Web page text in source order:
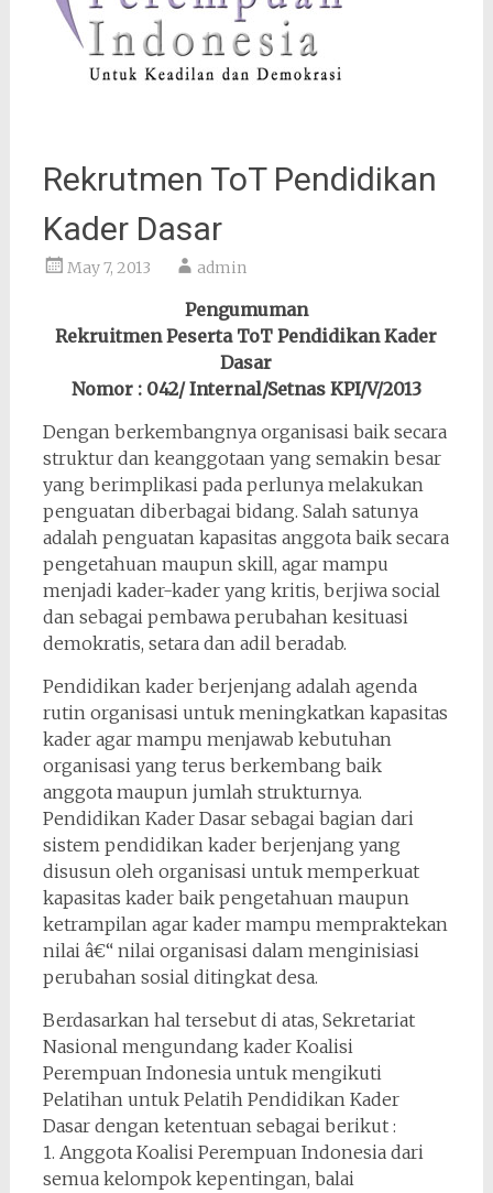
Rekrutmen ToT Pendidikan
Kader Dasar
May 7, 2013 admin
Pengumuman
Rekruitmen Peserta ToT Pendidikan Kader
Dasar
Nomor : 042/ Internal/Setnas KPI/V/2013
Dengan berkembangnya organisasi baik secara
struktur dan keanggotaan yang semakin besar
yang berimplikasi pada perlunya melakukan
penguatan diberbagai bidang. Salah satunya
adalah penguatan kapasitas anggota baik secara
pengetahuan maupun skill, agar mampu
menjadi kader-kader yang kritis, berjiwa social
dan sebagai pembawa perubahan kesituasi
demokratis, setara dan adil beradab.
Pendidikan kader berjenjang adalah agenda
rutin organisasi untuk meningkatkan kapasitas
kader agar mampu menjawab kebutuhan
organisasi yang terus berkembang baik
anggota maupun jumlah strukturnya.
Pendidikan Kader Dasar sebagai bagian dari
sistem pendidikan kader berjenjang yang
disusun oleh organisasi untuk memperkuat
kapasitas kader baik pengetahuan maupun
ketrampilan agar kader mampu mempraktekan
nilai â€“ nilai organisasi dalam menginisiasi
perubahan sosial ditingkat desa.
Berdasarkan hal tersebut di atas, Sekretariat
Nasional mengundang kader Koalisi
Perempuan Indonesia untuk mengikuti
Pelatihan untuk Pelatih Pendidikan Kader
Dasar dengan ketentuan sebagai berikut :
1. Anggota Koalisi Perempuan Indonesia dari
semua kelompok kepentingan, balai